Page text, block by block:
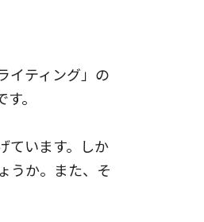
イティング」の
。
ています。しか
うか。また、そ